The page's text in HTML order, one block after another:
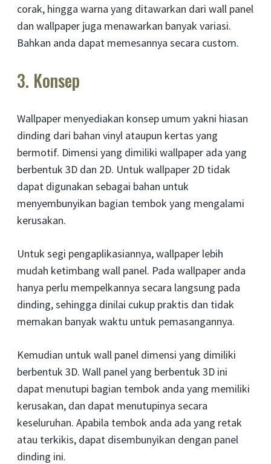
corak, hingga warna yang ditawarkan dari wall panel
dan wallpaper juga menawarkan banyak variasi.
Bahkan anda dapat memesannya secara custom.
3. Konsep
Wallpaper menyediakan konsep umum yakni hiasan
dinding dari bahan vinyl ataupun kertas yang
bermotif. Dimensi yang dimiliki wallpaper ada yang
berbentuk 3D dan 2D. Untuk wallpaper 2D tidak
dapat digunakan sebagai bahan untuk
menyembunyikan bagian tembok yang mengalami
kerusakan.
Untuk segi pengaplikasiannya, wallpaper lebih
mudah ketimbang wall panel. Pada wallpaper anda
hanya perlu mempelkannya secara langsung pada
dinding, sehingga dinilai cukup praktis dan tidak
memakan banyak waktu untuk pemasangannya.
Kemudian untuk wall panel dimensi yang dimiliki
berbentuk 3D. Wall panel yang berbentuk 3D ini
dapat menutupi bagian tembok anda yang memiliki
kerusakan, dan dapat menutupinya secara
keseluruhan. Apabila tembok anda ada yang retak
atau terkikis, dapat disembunyikan dengan panel
dinding ini.